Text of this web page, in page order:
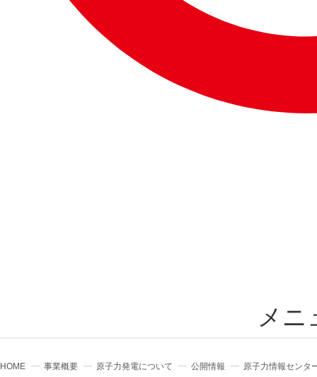
メニ
HOME 事業概要 原子力発電について 公開情報 原子力情報センタ